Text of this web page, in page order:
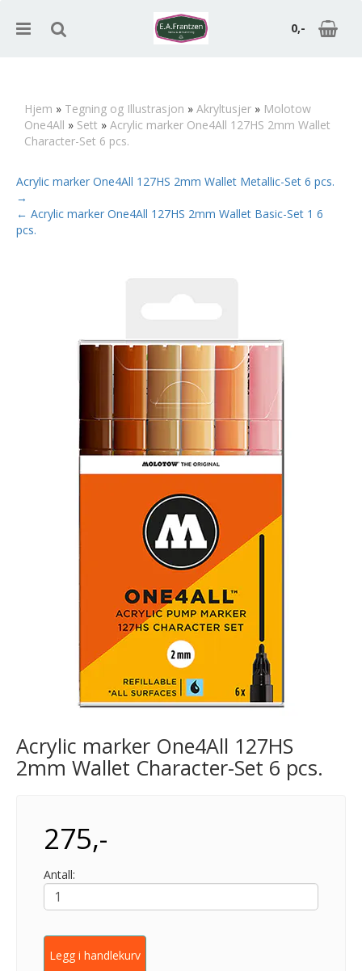
0,-
Hjem » Tegning og Illustrasjon » Akryltusjer » Molotow
One4All » Sett » Acrylic marker One4All 127HS 2mm Wallet
Character-Set 6 pcs.
Acrylic marker One4All 127HS 2mm Wallet Metallic-Set 6 pcs.
→
← Acrylic marker One4All 127HS 2mm Wallet Basic-Set 1 6
pcs.
Acrylic marker One4All 127HS
2mm Wallet Character-Set 6 pcs.
275,-
Antall:
Legg i handlekurv
Nullstill
Trykk ENTER for å søke